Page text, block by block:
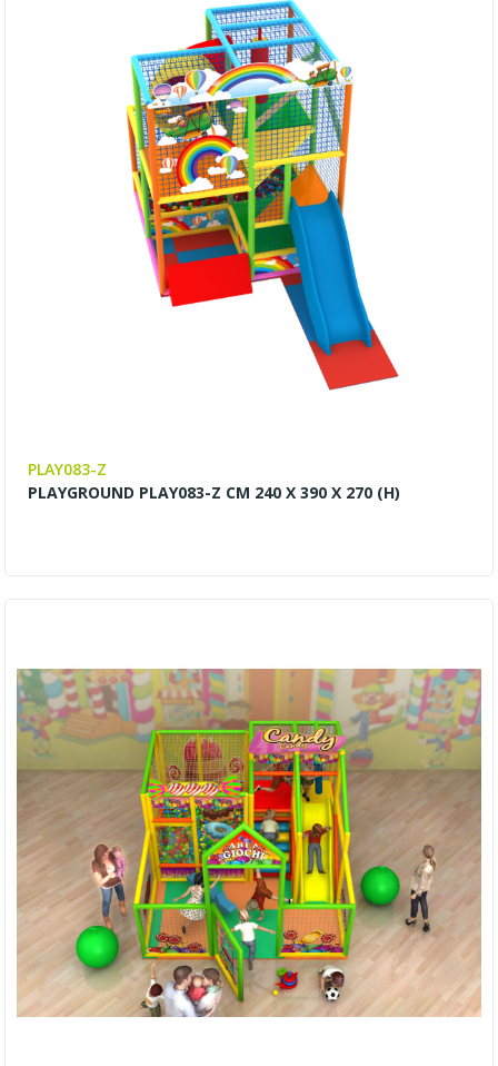
PLAY083-Z
PLAYGROUND PLAY083-Z CM 240 X 390 X 270 (H)